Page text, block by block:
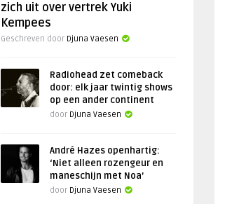
zich uit over vertrek Yuki
Kempees
Geschreven door Djuna Vaesen
Radiohead zet comeback
door: elk jaar twintig shows
op een ander continent
door Djuna Vaesen
André Hazes openhartig:
‘Niet alleen rozengeur en
maneschijn met Noa’
door Djuna Vaesen